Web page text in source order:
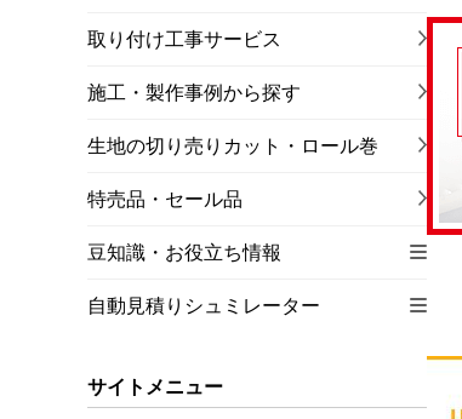
取り付け工事サービス
施工・製作事例から探す
生地の切り売りカット・ロール巻
特売品・セール品
豆知識・お役立ち情報
自動見積りシュミレーター
サイトメニュー